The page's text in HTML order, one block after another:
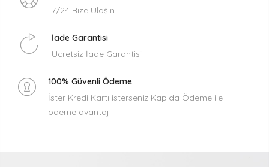
7/24 Bize Ulaşın
İade Garantisi
Ücretsiz İade Garantisi
100% Güvenli Ödeme
İster Kredi Kartı isterseniz Kapıda Ödeme ile
ödeme avantajı